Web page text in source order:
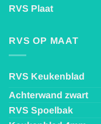
RVS Plaat
RVS OP MAAT
RVS Keukenblad
Achterwand zwart
RVS Spoelbak